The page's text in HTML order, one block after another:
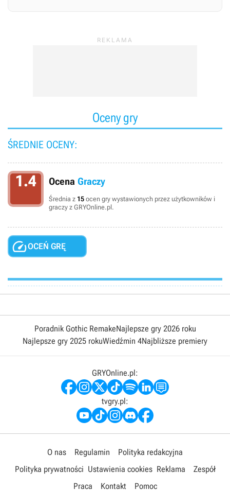
Oceny gry
ŚREDNIE OCENY:
1.4 Ocena Graczy
Średnia z 15 ocen gry wystawionych przez użytkowników i
graczy z GRYOnline.pl.
OCEŃ GRĘ
Poradnik Gothic RemakeNajlepsze gry 2026 roku
Najlepsze gry 2025 rokuWiedźmin 4Najbliższe premiery
GRYOnline.pl:
tvgry.pl:
O nas Regulamin
Polityka redakcyjna
Polityka prywatności Ustawienia cookies Reklama
Zespół
Praca
Kontakt Pomoc